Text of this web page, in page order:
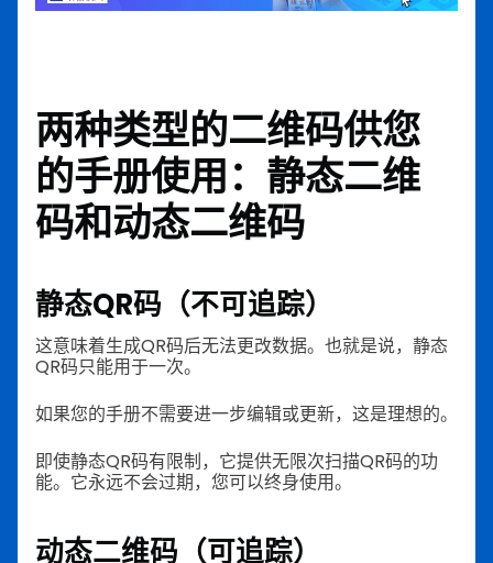
两种类型的二维码供您
的手册使用：静态二维
码和动态二维码
静态QR码（不可追踪）
这意味着生成QR码后无法更改数据。也就是说，静态
QR码只能用于一次。
如果您的手册不需要进一步编辑或更新，这是理想的。
即使静态QR码有限制，它提供无限次扫描QR码的功
能。它永远不会过期，您可以终身使用。
动态二维码（可追踪）